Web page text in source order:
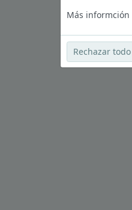
Más
Rechazar todo